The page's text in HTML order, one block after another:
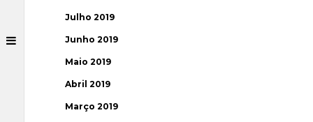
Julho 2019
Junho 2019
Maio 2019
Abril 2019
Março 2019